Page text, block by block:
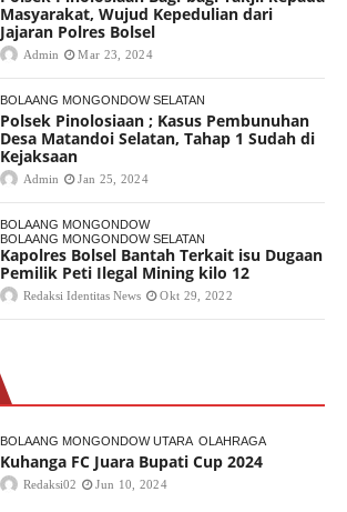
Masyarakat, Wujud Kepedulian dari
Jajaran Polres Bolsel
Admin Mar 23, 2024
BOLAANG MONGONDOW SELATAN
Polsek Pinolosiaan ; Kasus Pembunuhan
Desa Matandoi Selatan, Tahap 1 Sudah di
Kejaksaan
Admin Jan 25, 2024
BOLAANG MONGONDOW
BOLAANG MONGONDOW SELATAN
Kapolres Bolsel Bantah Terkait isu Dugaan
Pemilik Peti Ilegal Mining kilo 12
Redaksi Identitas News Okt 29, 2022
BOLAANG MONGONDOW UTARA OLAHRAGA
Kuhanga FC Juara Bupati Cup 2024
Redaksi02 Jun 10, 2024